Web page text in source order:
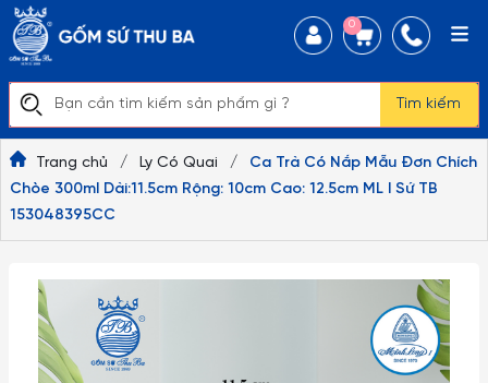
Tìm kiếm
0
Trang chủ / Ly Có Quai /
Ca Trà Có Nắp Mẫu Đơn Chích
Chòe 300ml Dài:11.5cm Rộng: 10cm Cao: 12.5cm ML I Sứ TB
153048395CC